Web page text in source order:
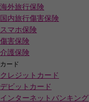
海外旅行保険
国内旅行傷害保険
スマホ保険
傷害保険
介護保険
カード
クレジットカード
デビットカード
インターネットバンキング